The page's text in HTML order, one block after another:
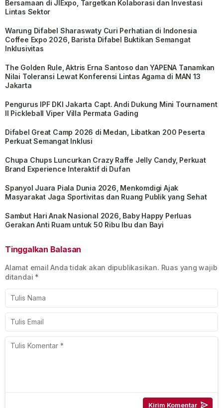
Bersamaan di JIExpo, Targetkan Kolaborasi dan Investasi
Lintas Sektor
Warung Difabel Sharaswaty Curi Perhatian di Indonesia
Coffee Expo 2026, Barista Difabel Buktikan Semangat
Inklusivitas
The Golden Rule, Aktris Erna Santoso dan YAPENA Tanamkan
Nilai Toleransi Lewat Konferensi Lintas Agama di MAN 13
Jakarta
Pengurus IPF DKI Jakarta Capt. Andi Dukung Mini Tournament
II Pickleball Viper Villa Permata Gading
Difabel Great Camp 2026 di Medan, Libatkan 200 Peserta
Perkuat Semangat Inklusi
Chupa Chups Luncurkan Crazy Raffe Jelly Candy, Perkuat
Brand Experience Interaktif di Dufan
Spanyol Juara Piala Dunia 2026, Menkomdigi Ajak
Masyarakat Jaga Sportivitas dan Ruang Publik yang Sehat
Sambut Hari Anak Nasional 2026, Baby Happy Perluas
Gerakan Anti Ruam untuk 50 Ribu Ibu dan Bayi
Tinggalkan Balasan
Alamat email Anda tidak akan dipublikasikan. Ruas yang wajib
ditandai *